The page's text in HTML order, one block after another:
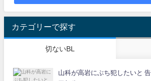
カテゴリーで探す
切ないBL
山科が高岩にぶち犯したいと